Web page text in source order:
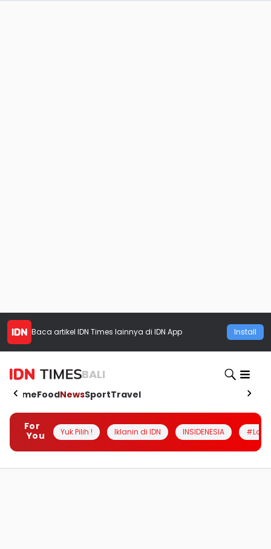
Baca artikel IDN Times lainnya di IDN App Install
BALI
HomeFoodNewsSportTravel
For
You
Yuk Pilih ! Iklanin di IDN INSIDENESIA